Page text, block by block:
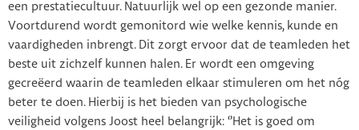
een prestatiecultuur. Natuurlijk wel op een gezonde manier.
Voortdurend wordt gemonitord wie welke kennis, kunde en
vaardigheden inbrengt. Dit zorgt ervoor dat de teamleden het
beste uit zichzelf kunnen halen. Er wordt een omgeving
gecreëerd waarin de teamleden elkaar stimuleren om het nóg
beter te doen. Hierbij is het bieden van psychologische
veiligheid volgens Joost heel belangrijk: ‘’Het is goed om